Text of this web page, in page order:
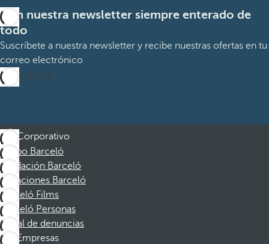
Con nuestra newsletter siempre enterado de
todo
Suscríbete a nuestra newsletter y recibe nuestras ofertas en tu
correo electrónico
Suscribirme
Corporativo
Grupo Barceló
Fundación Barceló
Vacaciones Barceló
Barceló Films
Barceló Personas
Canal de denuncias
Empresas